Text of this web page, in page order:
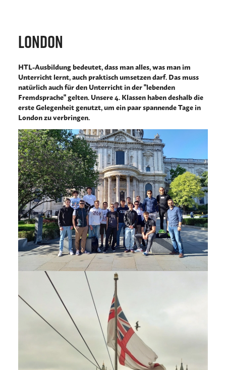
London
HTL-Ausbildung bedeutet, dass man alles, was man im
Unterricht lernt, auch praktisch umsetzen darf. Das muss
natürlich auch für den Unterricht in der "lebenden
Fremdsprache" gelten. Unsere 4. Klassen haben deshalb die
erste Gelegenheit genutzt, um ein paar spannende Tage in
London zu verbringen.